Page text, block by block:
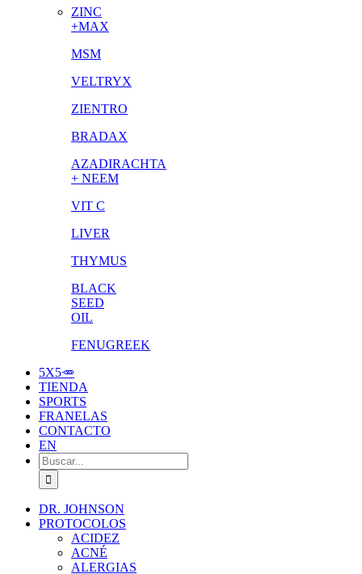
ZINC
+MAX
MSM
VELTRYX
ZIENTRO
BRADAX
AZADIRACHTA
+ NEEM
VIT C
LIVER
THYMUS
BLACK
SEED
OIL
FENUGREEK
5X5🥕
TIENDA
SPORTS
FRANELAS
CONTACTO
EN
Buscar:
DR. JOHNSON
PROTOCOLOS
ACIDEZ
ACNÉ
ALERGIAS